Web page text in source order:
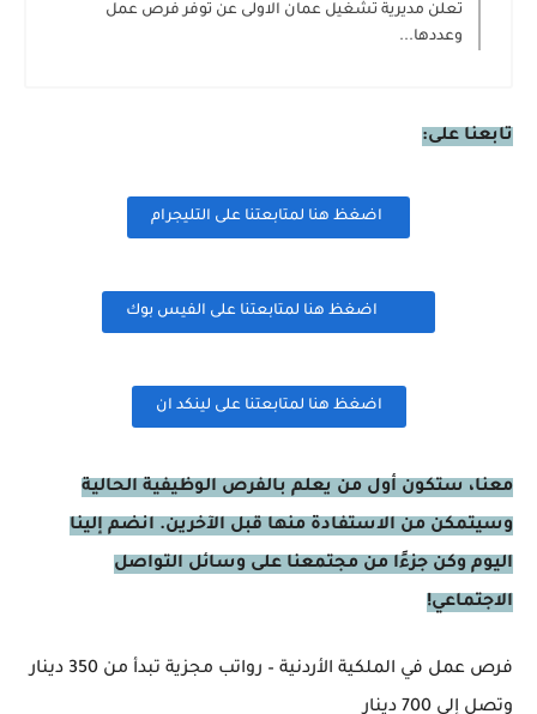
تعلن مديرية تشغيل عمان الاولى عن توفر فرص عمل
وعددها...
تابعنا على:
اضغظ هنا لمتابعتنا على التليجرام
اضغظ هنا لمتابعتنا على الفيس بوك
اضغظ هنا لمتابعتنا على لينكد ان
معنا، ستكون أول من يعلم بالفرص الوظيفية الحالية
وسيتمكن من الاستفادة منها قبل الآخرين. انضم إلينا
اليوم وكن جزءًا من مجتمعنا على وسائل التواصل
الاجتماعي!
فرص عمل في الملكية الأردنية – رواتب مجزية تبدأ من 350 دينار
وتصل إلى 700 دينار